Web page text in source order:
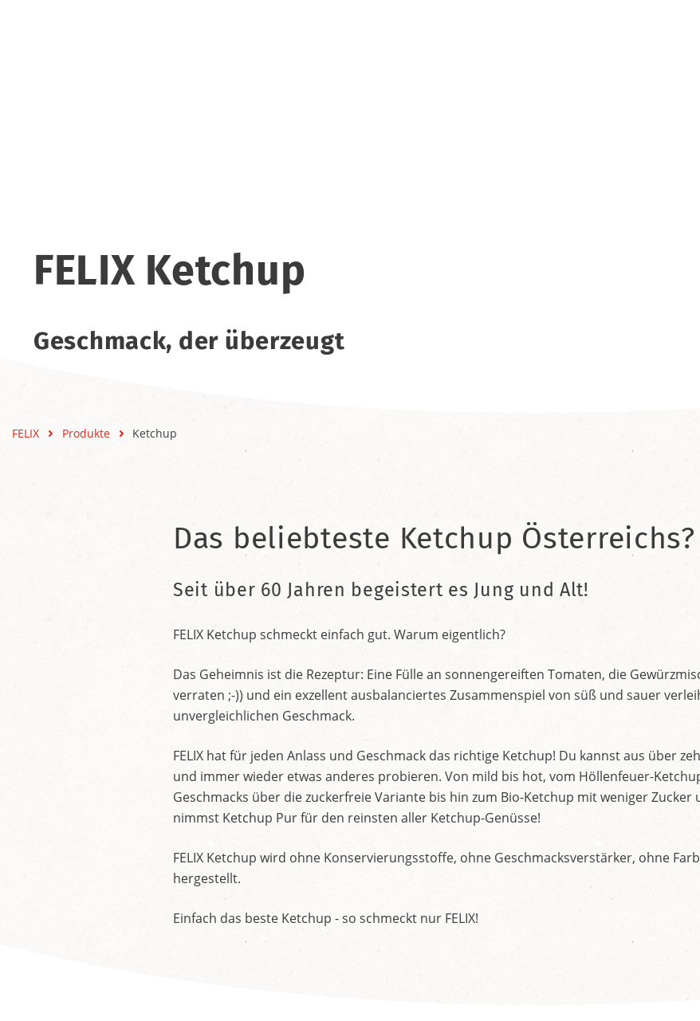
FELIX Ketchup
Geschmack, der überzeugt
FELIX Produkte Ketchup
Das beliebteste Ketchup Österreichs?
Seit über 60 Jahren begeistert es Jung und Alt!
FELIX Ketchup schmeckt einfach gut. Warum eigentlich?
Das Geheimnis ist die Rezeptur: Eine Fülle an sonnengereiften Tomaten, die
verraten ;-)) und ein exzellent ausbalanciertes Zusammenspiel von süß und sauer
unvergleichlichen Geschmack.
FELIX hat für jeden Anlass und Geschmack das richtige Ketchup! Du kannst aus über
und immer wieder etwas anderes probieren. Von mild bis hot, vom Höllenfeuer-
Geschmacks über die zuckerfreie Variante bis hin zum Bio-Ketchup mit weniger Zucker
nimmst Ketchup Pur für den reinsten aller Ketchup-Genüsse!
FELIX Ketchup wird ohne Konservierungsstoffe, ohne Geschmacksverstärker, ohne
hergestellt.
Einfach das beste Ketchup - so schmeckt nur FELIX!